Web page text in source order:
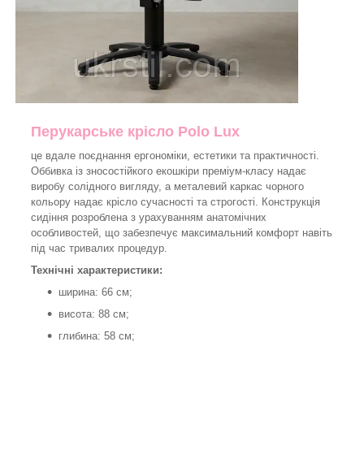
Перукарське крісло Polo Lux
це вдале поєднання ергономіки, естетики та практичності.
Оббивка із зносостійкого екошкіри преміум-класу надає
виробу солідного вигляду, а металевий каркас чорного
кольору надає крісло сучасності та строгості. Конструкція
сидіння розроблена з урахуванням анатомічних
особливостей, що забезпечує максимальний комфорт навіть
під час тривалих процедур.
Технічні характеристики:
ширина: 66 см;
висота: 88 см;
глибина: 58 см;